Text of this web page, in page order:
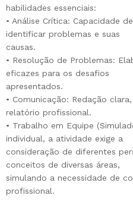
habilidades essenciais:
• Análise Crítica: Capacidade
identificar problemas e suas
causas.
• Resolução de Problemas:
eficazes para os desafios
apresentados.
• Comunicação: Redação
relatório profissional.
• Trabalho em Equipe
individual, a atividade exige a
consideração de diferentes
conceitos de diversas áreas,
simulando a necessidade de
profissional.